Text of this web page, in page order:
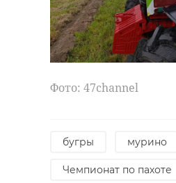
Фото: 47channel
бугры мурино
Чемпионат по пахоте